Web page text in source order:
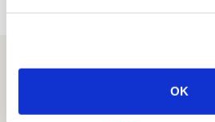
OK
NIEUWS
Europees treffen met